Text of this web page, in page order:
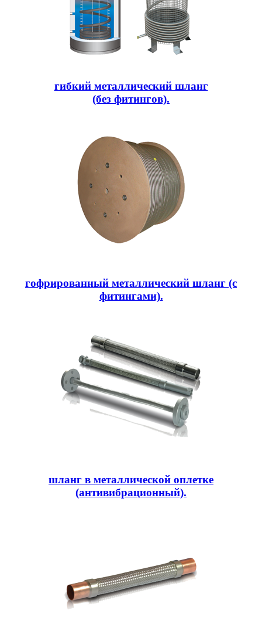
гибкий металлический шланг
(без фитингов).
гофрированный металлический шланг (с
фитингами).
шланг в металлической оплетке
(антивибрационный).